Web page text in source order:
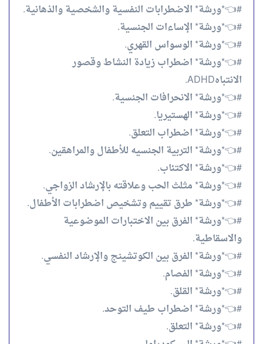
#👈*ورشة* الاضطرابات النفسية والشخصية والذهانية.
#👈*ورشة* الإساءات الجنسية.
#👈*ورشة* الوسواس القهري.
#👈*ورشة* اضطراب زيادة النشاط وقصور
الانتباهADHD.
#👈*ورشة* الانحرافات الجنسية.
#👈*ورشة* الهستيريا.
#👈*ورشة* اضطراب التعلق.
#👈*ورشة* التربية الجنسيه للأطفال والمراهقين.
#👈*ورشة* الاكتئاب.
#👈*ورشة* مثلث الحب وعلاقته بالإرشاد الزواجي.
#👈*ورشة* طرق تقييم وتشخيص اضطرابات الأطفال.
#👈*ورشة* الفرق بين الاختبارات الموضوعية
والاسقاطية.
#👈*ورشة* الفرق بين الكوتشينج والإرشاد النفسي.
#👈*ورشة* الفصام.
#👈*ورشة* القلق.
#👈*ورشة* اضطراب طيف التوحد.
#👈*ورشة* التعلق.